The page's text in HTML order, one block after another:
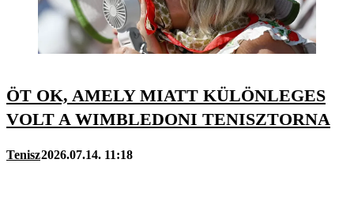
ÖT OK, AMELY MIATT KÜLÖNLEGES
VOLT A WIMBLEDONI TENISZTORNA
Tenisz2026.07.14. 11:18